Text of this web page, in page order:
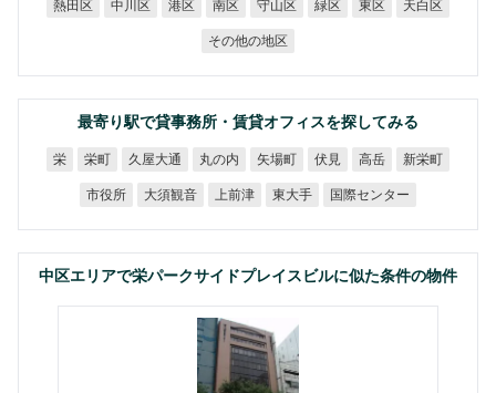
熱田区 中川区 港区 南区 守山区 緑区 東区 天白区
その他の地区
最寄り駅で貸事務所・賃貸オフィスを探してみる
栄 栄町 久屋大通 丸の内 矢場町 伏見 高岳 新栄町
市役所 大須観音 上前津 東大手 国際センター
中区エリアで栄パークサイドプレイスビルに似た条件の物件